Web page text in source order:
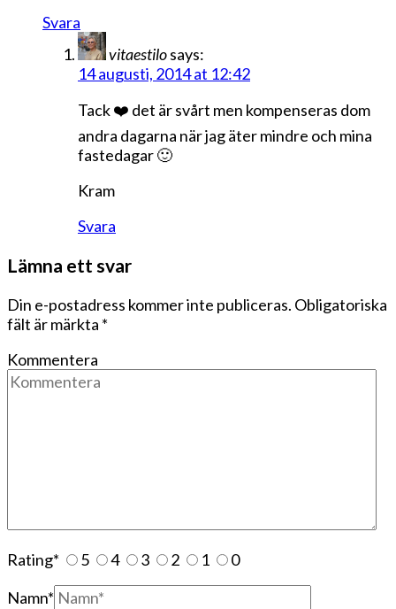
Svara
vitaestilosays:
14 augusti, 2014 at 12:42
Tack ❤️ det är svårt men kompenseras dom
andra dagarna när jag äter mindre och mina
fastedagar 🙂
Kram
Svara
Lämna ett svar
Din e-postadress kommer inte publiceras. Obligatoriska
fält är märkta *
Kommentera
Rating* 5 4 3 2 1
0
Namn*